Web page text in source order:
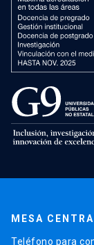
MESA
Teléfono para